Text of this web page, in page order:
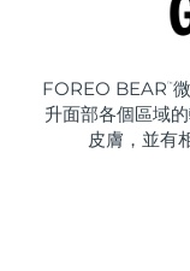
FOREO BEAR ™
升面部各個區域
皮膚，並有